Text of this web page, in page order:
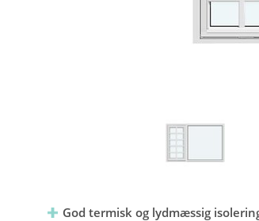
God termisk og lydmæssig